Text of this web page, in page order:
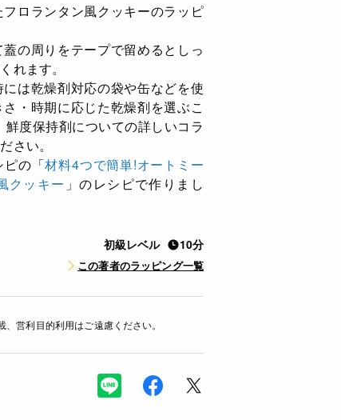
ロランタン風クッキーのラッピ
の周りをテープで留めるとしっ
れます。
は乾燥剤対応の袋や缶などを使
・時期に応じた乾燥剤を選ぶこ
鮮度保持剤についての詳しいコラ
さい。
ピの「材料4つで簡単!オートミー
クッキー 」のレシピで作りまし
初級レベル 10分
この著者のラッピング一覧
営利目的利用はご遠慮ください。